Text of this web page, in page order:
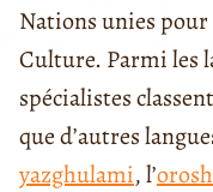
Nations unies pour
Culture. Parmi les
spécialistes
que d’autres
yazghulami, l’